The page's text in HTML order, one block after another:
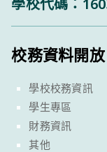
學校代碼：
校務資料開放
學校校務資訊
學生專區
財務資訊
其他